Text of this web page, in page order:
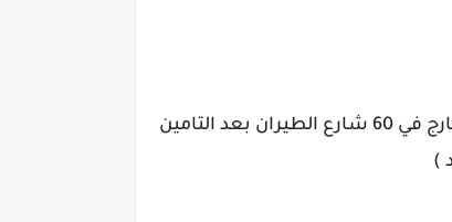
المقابلات من ٢٩ ابريل الي ٦ مايو 2022 ( امام كل تخصص مكتوب موعده ) بمقر شركة_الملتقى_للتوظيف_بالخارج في 60 شارع الطيران بعد التامين
)